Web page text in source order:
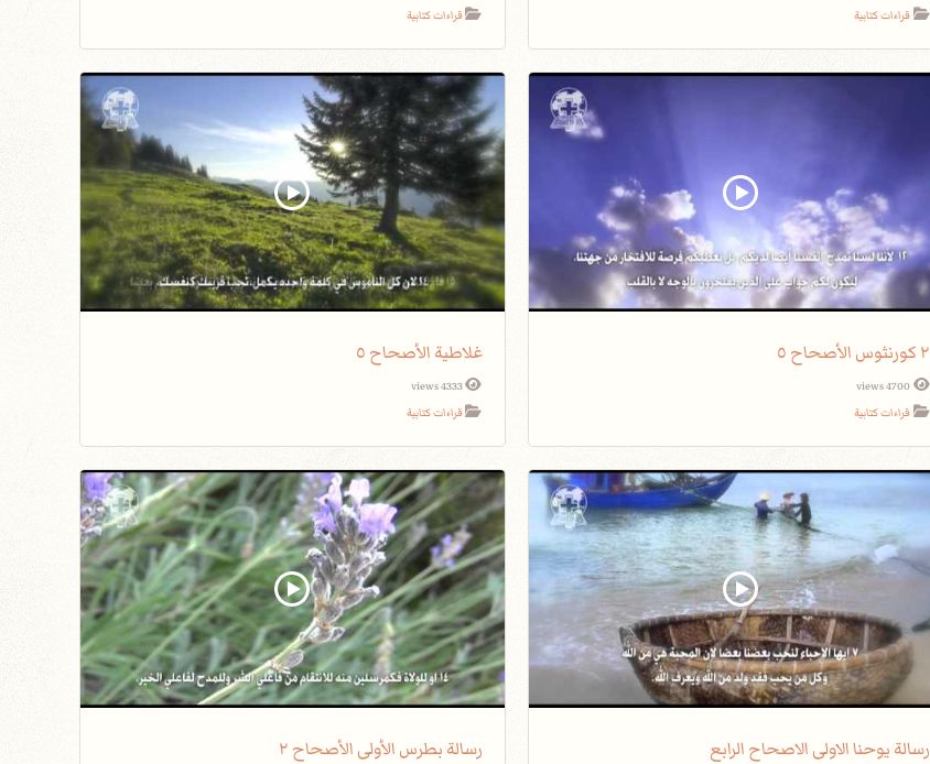
قراءات كتابية
قراءات كتابية
٢ كورنثوس الأصحاح ٥
قراءات كتابية
غلاطية الأصحاح ٥
4333 views
قراءات كتابية
رسالة يوحنا الاولى الاصحاح الرابع رسالة بطرس الأولى الأصحاح ٢